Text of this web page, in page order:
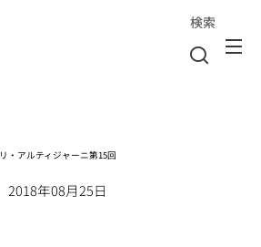
検索
リ・アルティジャーニ第15回
2018年08月25日